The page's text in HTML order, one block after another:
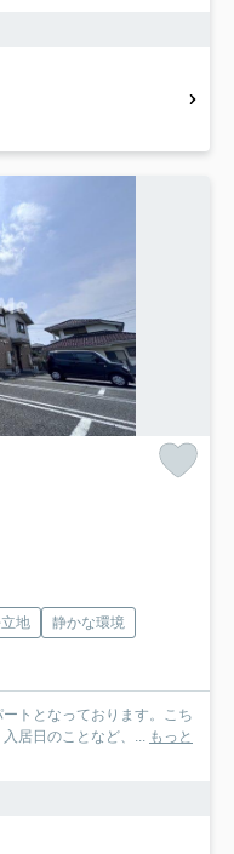
地
静かな環境
トとなっております。こち
居日のことなど、... もっと